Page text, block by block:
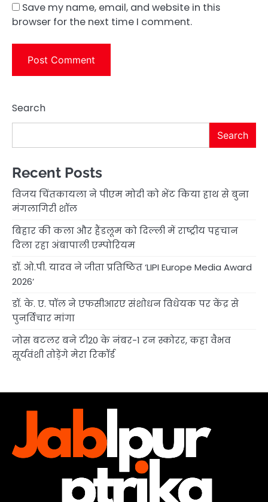
Save my name, email, and website in this
browser for the next time I comment.
Search
Search
Recent Posts
विजय चिंतकायला ने पीएम मोदी को भेंट किया हाथ से बुना
मंगलागिरी शॉल
बिहार की कला और हैंडलूम को दिल्ली में राष्ट्रीय पहचान
दिला रहा अंबापाली एम्पोरियम
डॉ. ओ.पी. यादव ने जीता प्रतिष्ठित ‘LIPI Europe Media Award
2026’
डॉ. के. ए. पॉल ने एफसीआरए संशोधन विधेयक पर केंद्र से
पुनर्विचार मांगा
जोस बटलर बने टी20 के नंबर-1 रन स्कोरर, कहा वैभव
सूर्यवंशी तोड़ेंगे मेरा रिकॉर्ड